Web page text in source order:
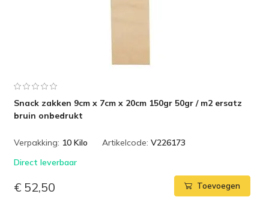
Snack zakken 9cm x 7cm x 20cm 150gr 50gr / m2 ersatz
bruin onbedrukt
Verpakking: 10 Kilo Artikelcode: V226173
Direct leverbaar
€ 52,50 Toevoegen